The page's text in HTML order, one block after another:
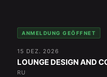
ANMELDUNG GEÖFFNET
15 DEZ. 2026
LOUNGE DESIGN AND
RU